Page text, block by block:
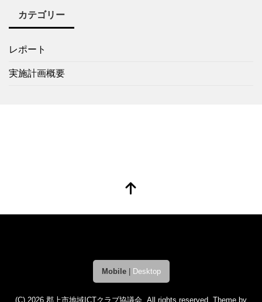
カテゴリー
レポート
実施計画概要
Mobile| Desktop
(C) 2026 郡上市地域ICTクラブ協議会 . All rights reserved. Theme by